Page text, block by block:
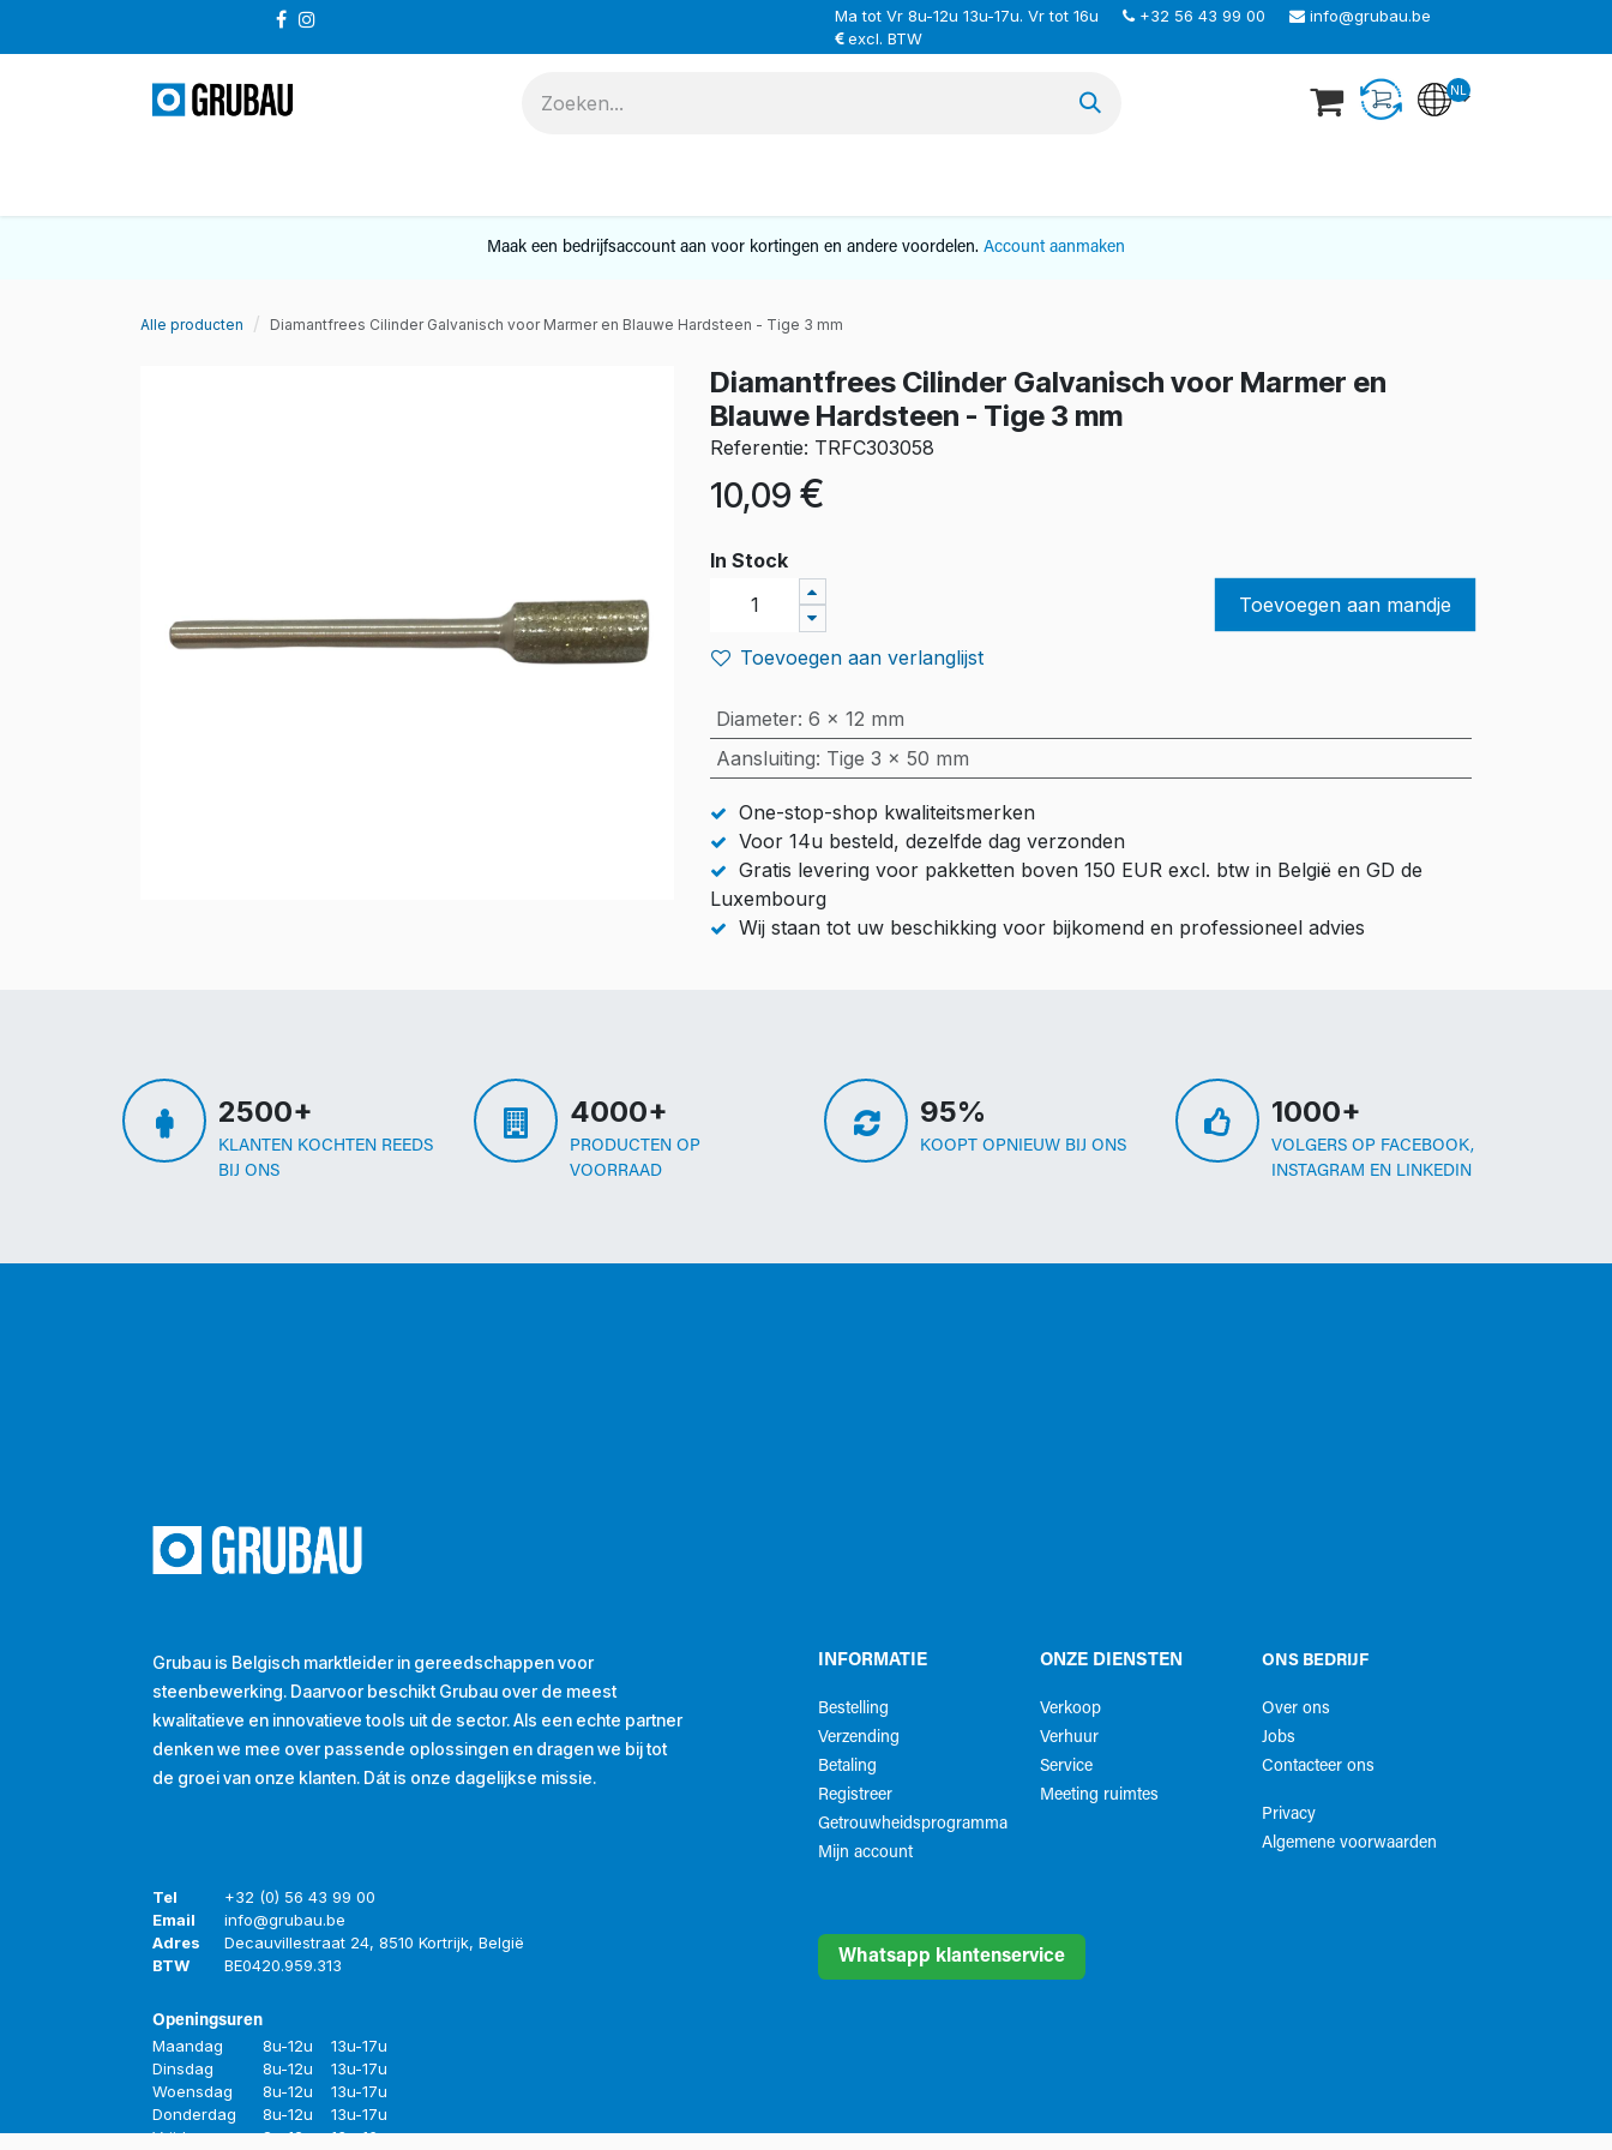
Ma tot Vr 8u-12u 13u-17u. Vr tot 16u +32 56 43 99 00
info@grubau.be
excl. BTW
NL
Maak een bedrijfsaccount aan voor kortingen en andere voordelen. Account aanmaken
Alle producten Diamantfrees Cilinder Galvanisch voor Marmer en Blauwe Hardsteen - Tige 3 mm
Diamantfrees Cilinder Galvanisch voor Marmer en
Blauwe Hardsteen - Tige 3 mm
Referentie: TRFC303058
10,09 €
In Stock
Toevoegen aan mandje
Toevoegen aan verlanglijst
Diameter: 6 x 12 mm
Aansluiting: Tige 3 x 50 mm
One-stop-shop kwaliteitsmerken
Voor 14u besteld, dezelfde dag verzonden
Gratis levering voor pakketten boven 150 EUR excl. btw in België en GD de
Luxembourg
Wij staan tot uw beschikking voor bijkomend en professioneel advies
2500+
KLANTEN KOCHTEN REEDS
BIJ ONS
4000+
PRODUCTEN OP
VOORRAAD
95%
KOOPT OPNIEUW BIJ ONS
1000+
VOLGERS OP FACEBOOK,
INSTAGRAM EN LINKEDIN
INFORMATIE
Bestelling
Verzending
Betaling
Registreer
Getrouwheidsprogramma
Mijn account
ONZE DIENSTEN
Verkoop
Verhuur
Service
Meeting ruimtes
ONS BEDRIJF
Over ons
Jobs
Contacteer ons
Privacy
Algemene voorwaarden​
Whatsapp klantenservice
Grubau is Belgisch marktleider in gereedschappen voor
steenbewerking. Daarvoor beschikt Grubau over de meest
kwalitatieve en innovatieve tools uit de sector. Als een echte partner
denken we mee over passende oplossingen en dragen we bij tot
de groei van onze klanten. Dát is onze dagelijkse missie.
Tel
+32 (0) 56 43 99 00
Email
info@grubau.be
Adres
Decauvillestraat 24, 8510 Kortrijk, België
BTW
BE0420.959.313
Openingsuren
Maandag 8u-12u
13u-17u
Dinsdag
8u-12u
13u-17u
Woensdag
8u-12u
13u-17u
Donderdag
8u-12u
13u-17u
Vrijdag
8u-12u 13u-16u